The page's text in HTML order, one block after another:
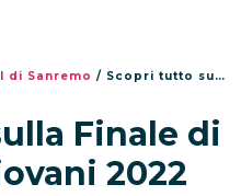
di Sanremo / Scopri tutto sulla Finale di Sanremo Giovani 2022
Finale di
2022